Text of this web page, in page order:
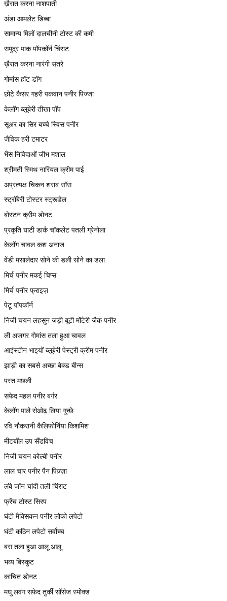
ख़ैरात करना नाशपाती
अंडा आमलेट डिब्बा
सामान्य मिलों दालचीनी टोस्ट की कमी
समुद्र पाक पॉपकॉर्न चिंराट
ख़ैरात करना नारंगी संतरे
गोमांस हॉट डॉग
छोटे कैसर गहरी पकवान पनीर पिज्जा
केलॉग ब्लूबेरी तीखा पॉप
सूअर का सिर बच्चे स्विस पनीर
जैविक हरी टमाटर
भैंस निविदाओं जीभ मशाल
श्रीमती स्मिथ नारियल क्रीम पाई
अप्रत्यक्ष चिकन शराब सॉस
स्ट्रॉबेरी टोस्टर स्ट्रूडेल
बोस्टन क्रीम डोनट
प्रकृति घाटी डार्क चॉकलेट पतली ग्रेनोला
केलॉग चावल कश अनाज
वेंडी मसालेदार सोने की डली सोने का डला
मिर्च पनीर मकई चिप्स
मिर्च पनीर फ्राइज़
पेटू पॉपकॉर्न
निजी चयन लहसुन जड़ी बूटी मोंटेरी जैक पनीर
ली अजगर गोमांस तला हुआ चावल
आइंस्टीन भाइयों ब्लूबेरी पेस्ट्री क्रीम पनीर
झाड़ी का सबसे अच्छा बेक्ड बीन्स
पस्त मछली
सफेद महल पनीर बर्गर
केलॉग पाले सेओढ़ लिया गुच्छे
रवि नौकरानी कैलिफोर्निया किशमिश
मीटबॉल उप सैंडविच
निजी चयन कोल्बी पनीर
लाल चार पनीर पैन पिज़्ज़ा
लंबे जॉन चांदी तली चिंराट
फ्रेंच टोस्ट सिरप
घंटी मैक्सिकन पनीर लोको लपेटो
घंटी कठिन लपेटो सर्वोच्च
बस तला हुआ आलू आलू
भव्य बिस्कुट
काचित डोनट
मधु लवंग सफेद तुर्की सॉसेज स्मोक्ड